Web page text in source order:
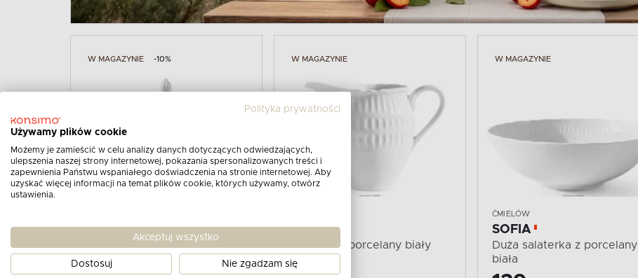
W MAGAZYNIE -10%
SOFIA
Waza z porcelany biała
W MAGAZYNIE
SOFIA
Mlecznik z porcelany biały
W MAGAZYNIE
ĆMIELÓW
SOFIA
Duża salaterka z porcelany
biała
Polityka prywatności
Używamy plików cookie
Możemy je zamieścić w celu analizy danych dotyczących odwiedzających,
ulepszenia naszej strony internetowej, pokazania spersonalizowanych treści i
zapewnienia Państwu wspaniałego doświadczenia na stronie internetowej. Aby
uzyskać więcej informacji na temat plików cookie, których używamy, otwórz
ustawienia.
Akceptuj wszystko
Dostosuj Nie zgadzam się